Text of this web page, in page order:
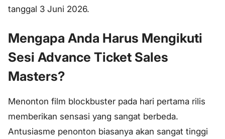
tanggal 3 Juni 2026.
Mengapa Anda Harus Mengikuti
Sesi Advance Ticket Sales
Masters?
Menonton film blockbuster pada hari pertama rilis
memberikan sensasi yang sangat berbeda.
Antusiasme penonton biasanya akan sangat tinggi